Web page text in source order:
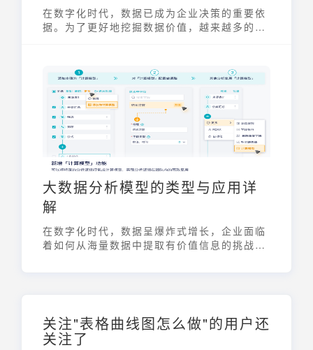
在数字化时代，数据已成为企业决策的重要依
据。为了更好地挖掘数据价值，越来越多的企
从而发现潜在的商业机会、优化运营效率、提
升决策质量。选择合适的数据分析平台有哪
些，对于企业在激烈的市场竞争中保持优势至
关重要。
大数据分析模型的类型与应用详
解
在数字化时代，数据呈爆炸式增长，企业面临
着如何从海量数据中提取有价值信息的挑战。
读者全面了解这一关键领域。
关注"表格曲线图怎么做"的用户还
关注了